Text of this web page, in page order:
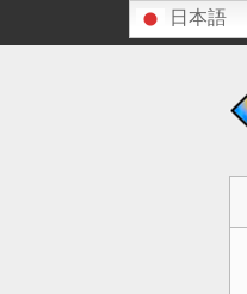
日本語